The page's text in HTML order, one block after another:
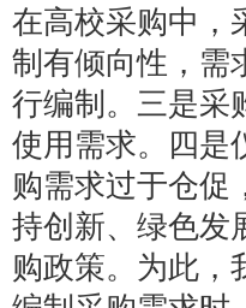
在高校采购中，
制有倾向性，需
行编制。三是采
使用需求。四是
购需求过于仓促
持创新、绿色发
购政策。为此，